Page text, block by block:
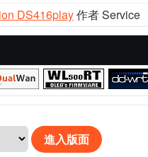
DS416play作者 Service